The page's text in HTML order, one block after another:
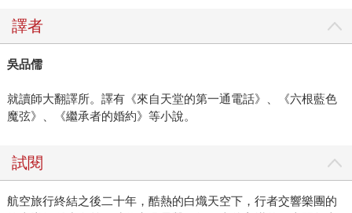
譯者
吳品儒
就讀師大翻譯所。譯有《來自天堂的第一通電話》、《六根藍色
魔弦》、《繼承者的婚約》等小說。
試閱
航空旅行終結之後二十年，酷熱的白熾天空下，行者交響樂團的